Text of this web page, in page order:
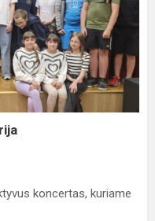
koncertas, kuriame